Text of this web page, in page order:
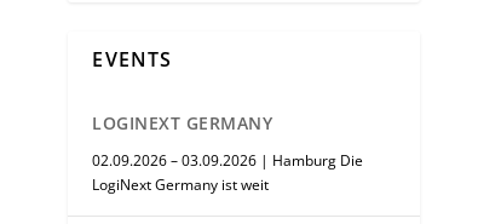
EVENTS
LOGINEXT GERMANY
02.09.2026 – 03.09.2026 | Hamburg Die
LogiNext Germany ist weit